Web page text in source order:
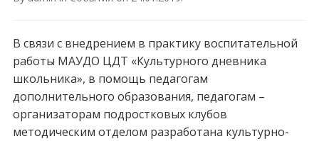
В связи с внедрением в практику воспитательной
работы МАУДО ЦДТ «Культурного дневника
школьника», в помощь педагогам
дополнительного образования, педагогам –
организаторам подростковых клубов
методическим отделом разработана культурно-